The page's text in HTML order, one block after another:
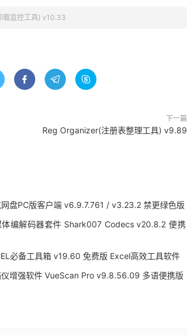
载监控工具) v10.33
  
下一篇
Reg Organizer(注册表整理工具) v9.89
盘PC版客户端 v6.9.7.761 / v3.23.2 禁更绿色版
体编解码器套件 Shark007 Codecs v20.8.2 便携
必备工具箱 v19.60 免费版 Excel高效工具软件
增强软件 VueScan Pro v9.8.56.09 多语便携版